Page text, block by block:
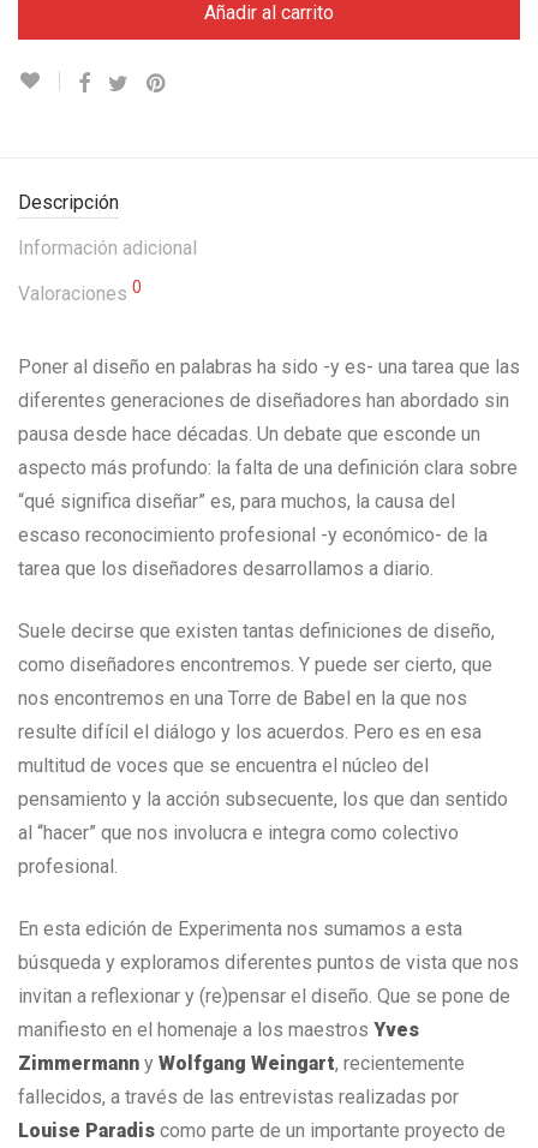
Añadir al carrito
Descripción
Información adicional
Valoraciones 0
Poner al diseño en palabras ha sido -y es- una tarea que las
diferentes generaciones de diseñadores han abordado sin
pausa desde hace décadas. Un debate que esconde un
aspecto más profundo: la falta de una definición clara sobre
“qué significa diseñar” es, para muchos, la causa del
escaso reconocimiento profesional -y económico- de la
tarea que los diseñadores desarrollamos a diario.
Suele decirse que existen tantas definiciones de diseño,
como diseñadores encontremos. Y puede ser cierto, que
nos encontremos en una Torre de Babel en la que nos
resulte difícil el diálogo y los acuerdos. Pero es en esa
multitud de voces que se encuentra el núcleo del
pensamiento y la acción subsecuente, los que dan sentido
al “hacer” que nos involucra e integra como colectivo
profesional.
En esta edición de Experimenta nos sumamos a esta
búsqueda y exploramos diferentes puntos de vista que nos
invitan a reflexionar y (re)pensar el diseño. Que se pone de
manifiesto en el homenaje a los maestros Yves
Zimmermann y Wolfgang Weingart, recientemente
fallecidos, a través de las entrevistas realizadas por
Louise Paradis como parte de un importante proyecto de